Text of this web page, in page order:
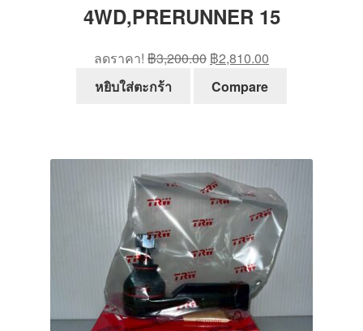
4WD,PRERUNNER 15
ลดราคา! ฿3,200.00 Original
price
was:
฿2,810.00
หยิบใส่ตะกร้า Compare